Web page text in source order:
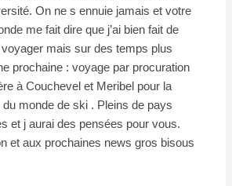
On ne s ennuie jamais et votre
me fait dire que j’ai bien fait de
mais sur des temps plus
prochaine : voyage par procuration
à Couchevel et Meribel pour la
du monde de ski . Pleins de pays
et j aurai des pensées pour vous.
et aux prochaines news gros bisous